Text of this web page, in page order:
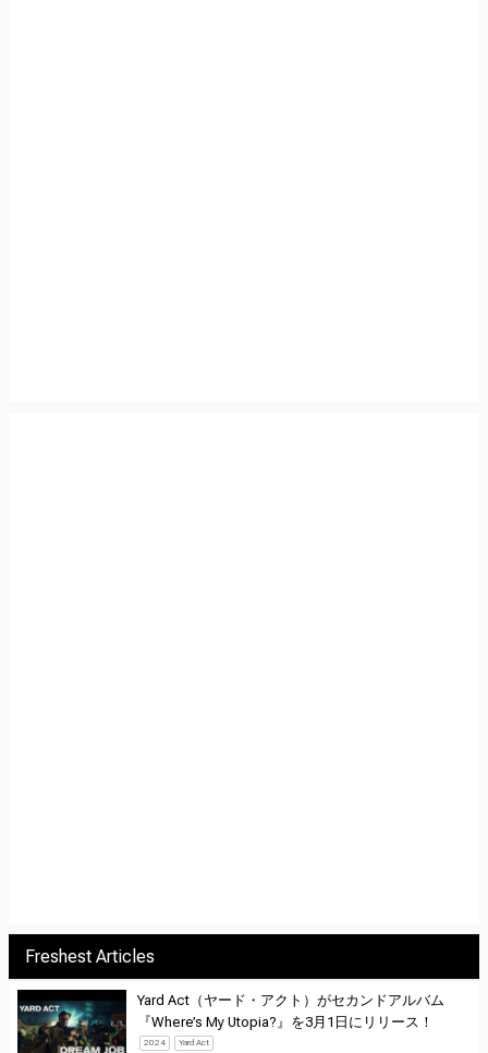
Freshest Articles
Yard Act（ヤード・アクト）がセカンドアルバム
『Where’s My Utopia?』を3月1日にリリース！
2024 Yard Act